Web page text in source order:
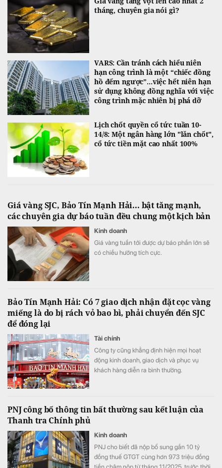
tháng, chuyên gia nói gì?
VARS: Cần tránh cách hiểu niên
hạn công trình là một “chiếc đồng
hồ đếm ngược”...việc hết niên hạn
sử dụng không đồng nghĩa với việc
công trình mặc nhiên bị phá dỡ
Lịch chốt quyền cổ tức tuần 10-
14/8: Một ngân hàng lớn "lăn chốt",
cổ tức tiền mặt cao nhất 100%
Giá vàng SJC, Bảo Tín Mạnh Hải... bật tăng mạnh,
các chuyên gia dự báo tuần đều chung một kịch bản
Kinh doanh
Giá vàng tuần tới được dự báo phần lớn sẽ
có chiều hướng tích cực.
Bảo Tín Mạnh Hải: Có 7 giao dịch nhận đặt cọc vàng
miếng là do bị rách vỏ bao bì, phải chuyển đến SJC
để đóng lại
Tài chính
Công ty cũng khẳng định hiện mọi hoạt
động kinh doanh, giao dịch và phục vụ
khách hàng diễn ra bình thường.
PNJ công bố thông tin bất thường sau kết luận của
Thanh tra Chính phủ
Kinh doanh
PNJ cho biết đã nộp bổ sung gần 10 tỷ
đồng thuế GTGT cùng hơn 973 triệu đồng